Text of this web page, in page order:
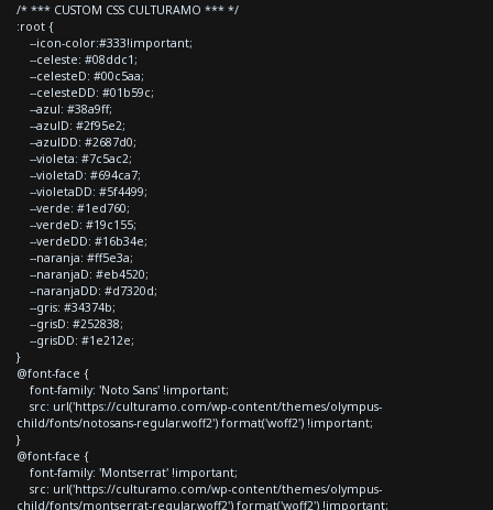
/* *** CUSTOM CSS CULTURAMO *** */
:root {
--icon-color:#333!important;
--celeste: #08ddc1;
--celesteD: #00c5aa;
--celesteDD: #01b59c;
--azul: #38a9ff;
--azulD: #2f95e2;
--azulDD: #2687d0;
--violeta: #7c5ac2;
--violetaD: #694ca7;
--violetaDD: #5f4499;
--verde: #1ed760;
--verdeD: #19c155;
--verdeDD: #16b34e;
--naranja: #ff5e3a;
--naranjaD: #eb4520;
--naranjaDD: #d7320d;
--gris: #34374b;
--grisD: #252838;
--grisDD: #1e212e;
}
@font-face {
font-family: 'Noto Sans' !important;
src: url('https://culturamo.com/wp-content/themes/olympus-
child/fonts/notosans-regular.woff2') format('woff2') !important;
}
@font-face {
font-family: 'Montserrat' !important;
src: url('https://culturamo.com/wp-content/themes/olympus-
child/fonts/montserrat-regular.woff2') format('woff2') !important;